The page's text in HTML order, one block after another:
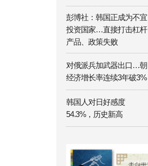
彭博社：韩国正成为不宜
投资国家…直接打击杠杆
产品、政策失败
对俄派兵加武器出口…朝
经济增长率连续3年破3%
韩国人对日好感度
54.3%，历史新高